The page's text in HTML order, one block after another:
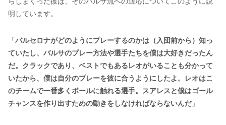
明しています。
「 バルセロナがどのようにプレーするのかは（入団前から）知っ
ていたし、バルサのプレー方法や選手たちを僕は大好きだったん
だ。クラックであり、ベストでもあるレオがいることも分かって
いたから、僕は自分のプレーを彼に合うようにしたよ。レオはこ
のチームで一番多くボールに触れる選手。スアレスと僕はゴール
チャンスを作り出すための動きをしなければならないんだ」